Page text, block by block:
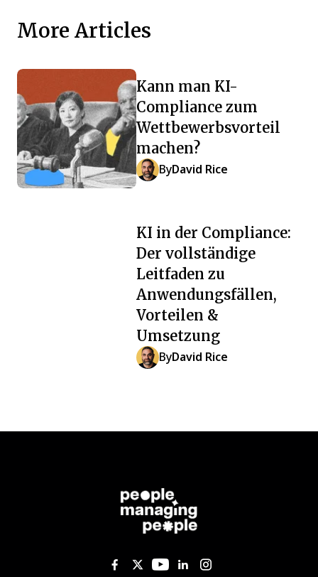
More Articles
Kann man KI-
Compliance zum
Wettbewerbsvorteil
machen?
ByDavid Rice
KI in der Compliance:
Der vollständige
Leitfaden zu
Anwendungsfällen,
Vorteilen &
Umsetzung
ByDavid Rice
Like us on Facebook
Follow us on Twitter
Follow us on
Add us on
Follow us on